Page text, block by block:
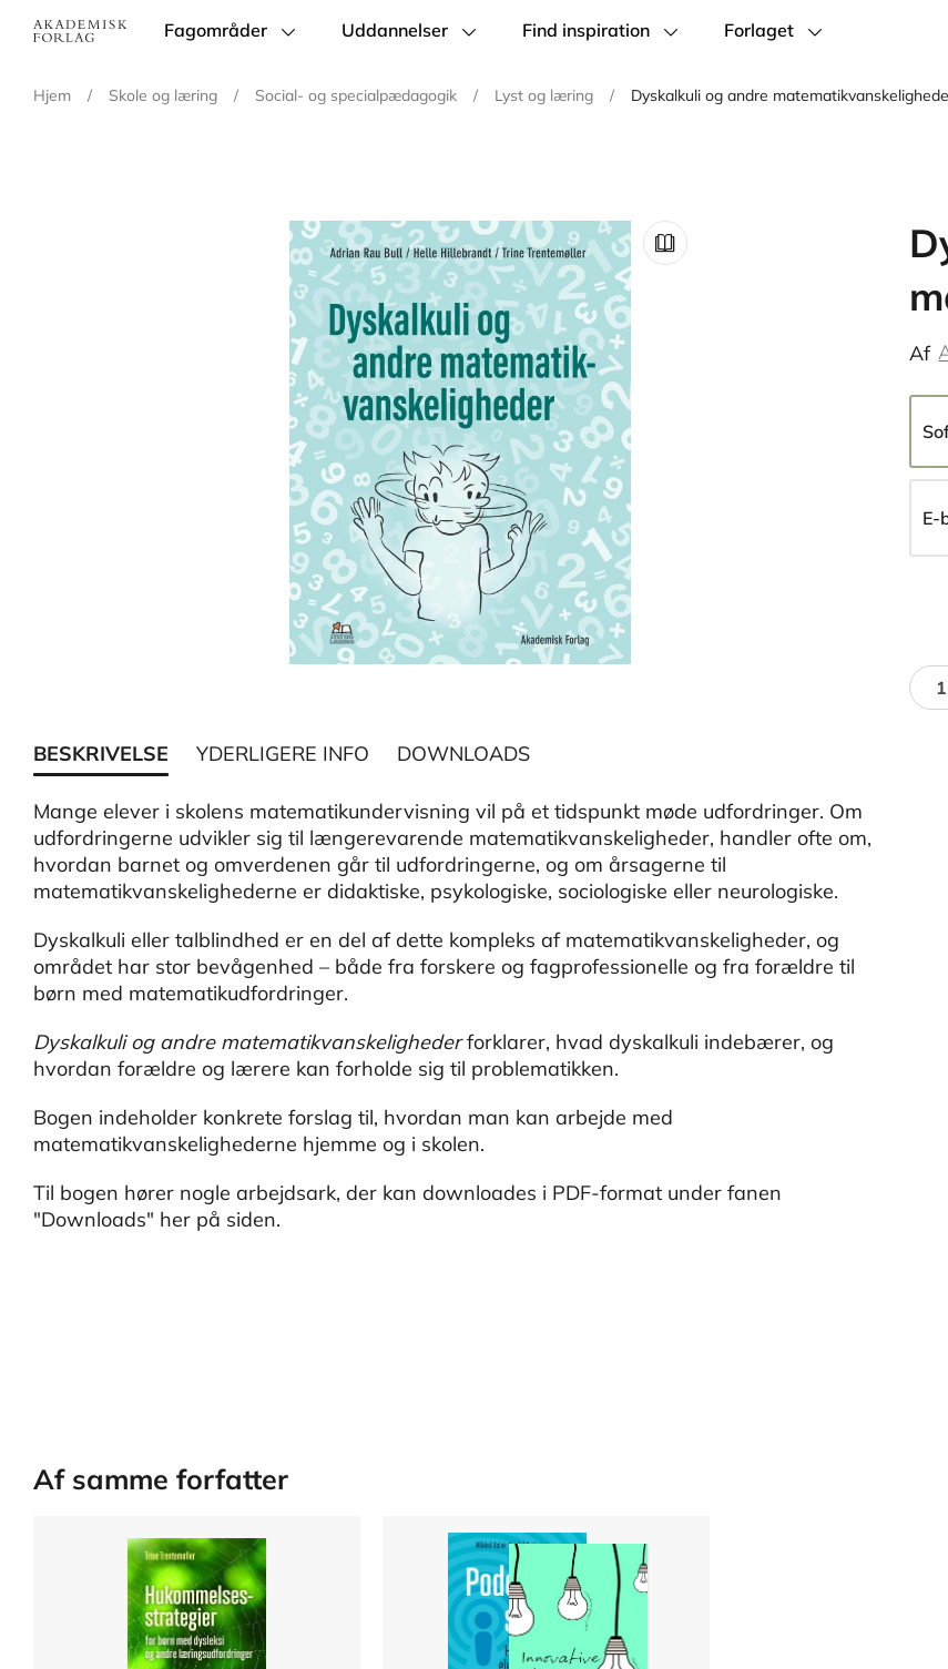
Main
Fagområder Uddannelser Find inspiration Forlaget
Hjem / Skole og læring / Social- og specialpædagogik / Lyst og læring / Dyskalkuli og andre
Af
E-
1
BESKRIVELSE YDERLIGERE INFO DOWNLOADS
Mange elever i skolens matematikundervisning vil på et tidspunkt møde udfordringer. Om
udfordringerne udvikler sig til længerevarende matematikvanskeligheder, handler ofte om,
hvordan barnet og omverdenen går til udfordringerne, og om årsagerne til
matematikvanskelighederne er didaktiske, psykologiske, sociologiske eller neurologiske.
Dyskalkuli eller talblindhed er en del af dette kompleks af matematikvanskeligheder, og
området har stor bevågenhed – både fra forskere og fagprofessionelle og fra forældre til
børn med matematikudfordringer.
Dyskalkuli og andre matematikvanskelighederforklarer, hvad dyskalkuli indebærer, og
hvordan forældre og lærere kan forholde sig til problematikken.
Bogen indeholder konkrete forslag til, hvordan man kan arbejde med
matematikvanskelighederne hjemme og i skolen.
Til bogen hører nogle arbejdsark, der kan downloades i PDF-format under fanen
"Downloads" her på siden.
Af samme forfatter